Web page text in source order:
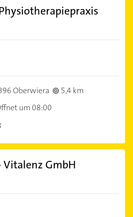
Oberwiera
5,4 km
um 08:00
GmbH